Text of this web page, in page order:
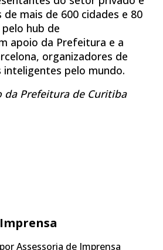
mais de 600 cidades e 80
hub de
apoio da Prefeitura e a
organizadores de
inteligentes pelo mundo.
da Prefeitura de Curitiba
Assessoria de Imprensa